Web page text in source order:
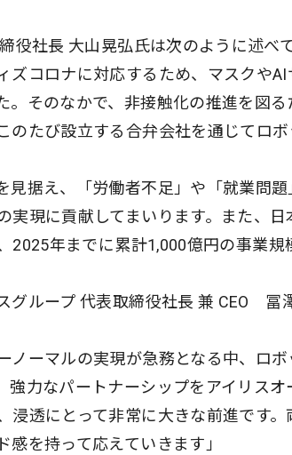
役社長 大山晃弘氏は次のように述べて
ズコロナに対応するため、マスクや
。そのなかで、非接触化の推進を図
のたび設立する合弁会社を通じてロ
見据え、「労働者不足」や「就業問
実現に貢献してまいります。また、
2025年までに累計1,000億円の事業規
グループ 代表取締役社長 兼 CEO 冨
ノーマルの実現が急務となる中、ロ
強力なパートナーシップをアイリス
浸透にとって非常に大きな前進です
を持って応えていきます」